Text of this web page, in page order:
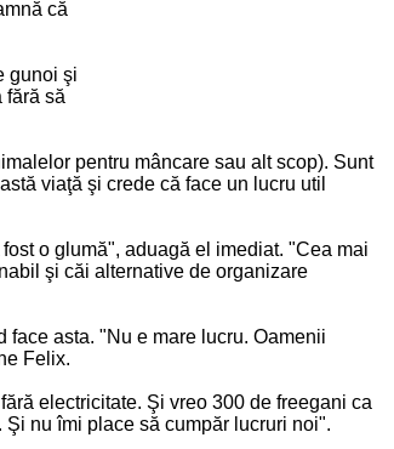
că
gunoi şi
fără să
pentru mâncare sau alt scop). Sunt
viaţă şi crede că face un lucru util
o glumă", aduagă el imediat. "Cea mai
şi căi alternative de organizare
asta. "Nu e mare lucru. Oamenii
Felix.
electricitate. Şi vreo 300 de freegani ca
nu îmi place să cumpăr lucruri noi".